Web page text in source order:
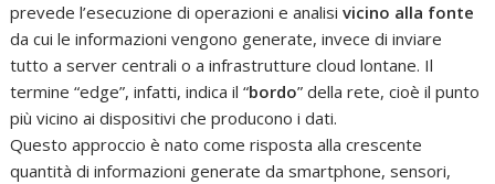
prevede l’esecuzione di operazioni e analisivicino alla fonte
da cui le informazioni vengono generate, invece di inviare
tutto a server centrali o a infrastrutture cloud lontane. Il
termine “edge”, infatti, indica il “bordo” della rete, cioè il punto
più vicino ai dispositivi che producono i dati.
Questo approccio è nato come risposta alla crescente
quantità di informazioni generate da smartphone, sensori,